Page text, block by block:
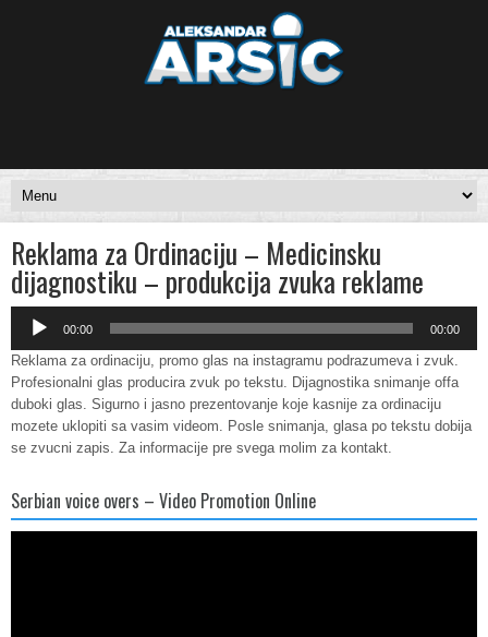
Reklama za Ordinaciju – Medicinsku
dijagnostiku – produkcija zvuka reklame
Audio
Player
00:00 00:00
Reklama za ordinaciju, promo glas na instagramu podrazumeva i zvuk.
Profesionalni glas producira zvuk po tekstu. Dijagnostika snimanje offa
duboki glas. Sigurno i jasno prezentovanje koje kasnije za ordinaciju
mozete uklopiti sa vasim videom. Posle snimanja, glasa po tekstu dobija
se zvucni zapis. Za informacije pre svega molim za kontakt.
Serbian voice overs – Video Promotion Online